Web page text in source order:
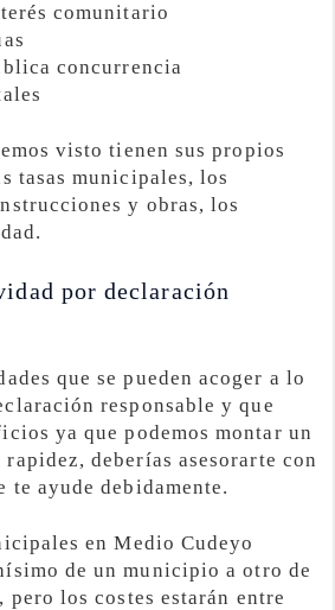
comunitario
concurrencia
visto tienen sus propios
tasas municipales, los
y obras, los
por declaración
que se pueden acoger a lo
responsable y que
ya que podemos montar un
deberías asesorarte con
te ayude debidamente.
en Medio Cudeyo
de un municipio a otro de
los costes estarán entre